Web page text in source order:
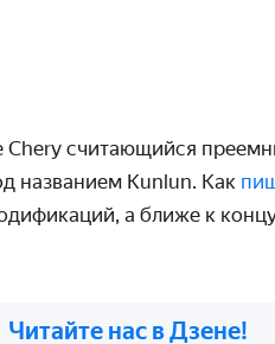
Chery считающийся
названием Kunlun. Как
а ближе к
Читайте нас в Дзене!